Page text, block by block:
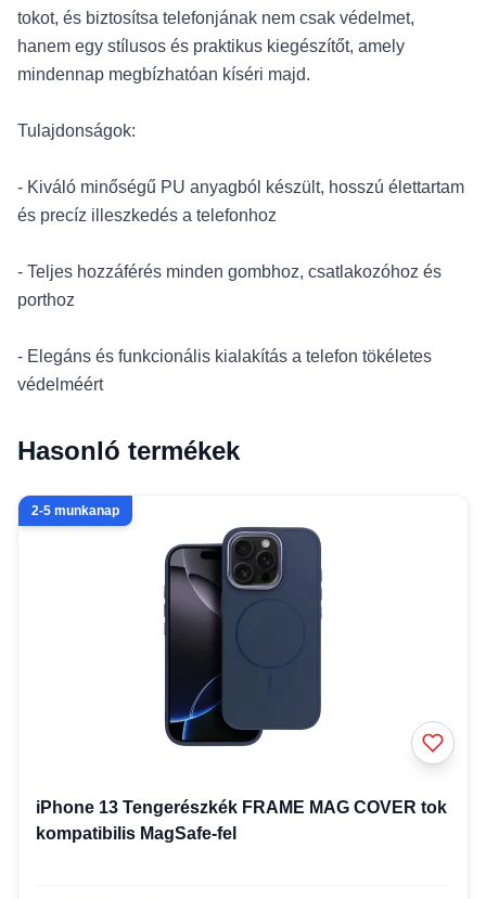
tokot, és biztosítsa telefonjának nem csak védelmet,
hanem egy stílusos és praktikus kiegészítőt, amely
mindennap megbízhatóan kíséri majd.
Tulajdonságok:
- Kiváló minőségű PU anyagból készült, hosszú élettartam
és precíz illeszkedés a telefonhoz
- Teljes hozzáférés minden gombhoz, csatlakozóhoz és
porthoz
- Elegáns és funkcionális kialakítás a telefon tökéletes
védelméért
Hasonló termékek
2-5 munkanap
iPhone 13 Tengerészkék FRAME MAG COVER tok
kompatibilis MagSafe-fel